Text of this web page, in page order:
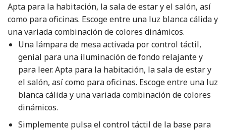
Apta para la habitación, la sala de estar y el salón, así
como para oficinas. Escoge entre una luz blanca cálida y
una variada combinación de colores dinámicos.
Una lámpara de mesa activada por control táctil,
genial para una iluminación de fondo relajante y
para leer. Apta para la habitación, la sala de estar y
el salón, así como para oficinas. Escoge entre una luz
blanca cálida y una variada combinación de colores
dinámicos.
Simplemente pulsa el control táctil de la base para